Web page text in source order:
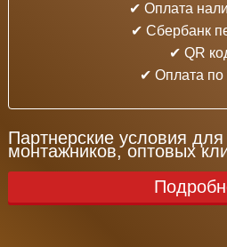
✔ Оплата
✔ Cбербанк
✔ QR
✔ Оплата по
Партнерские условия
монтажников, оптовых